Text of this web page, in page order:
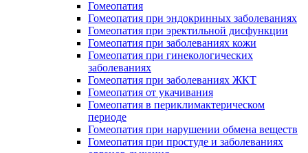
Гомеопатия
Гомеопатия при эндокринных заболеваниях
Гомеопатия при эректильной дисфункции
Гомеопатия при заболеваниях кожи
Гомеопатия при гинекологических
заболеваниях
Гомеопатия при заболеваниях ЖКТ
Гомеопатия от укачивания
Гомеопатия в периклимактерическом
периоде
Гомеопатия при нарушении обмена веществ
Гомеопатия при простуде и заболеваниях